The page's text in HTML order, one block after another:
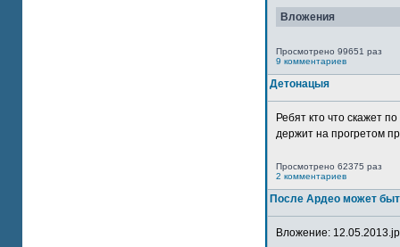
Вложения
Просмотрено 99651 раз
9 комментариев
Детонацыя
Ребят кто что скажет
держит на прогретом
Просмотрено 62375 раз
2 комментариев
После Ардео может
Вложение: